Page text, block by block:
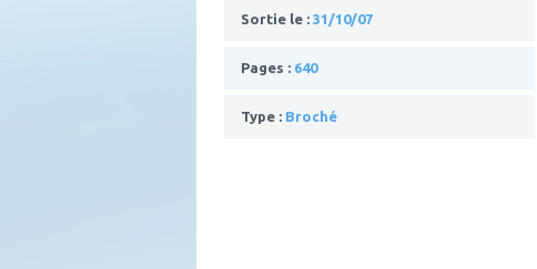
Sortie le : 31/10/07
Pages : 640
Type : Broché